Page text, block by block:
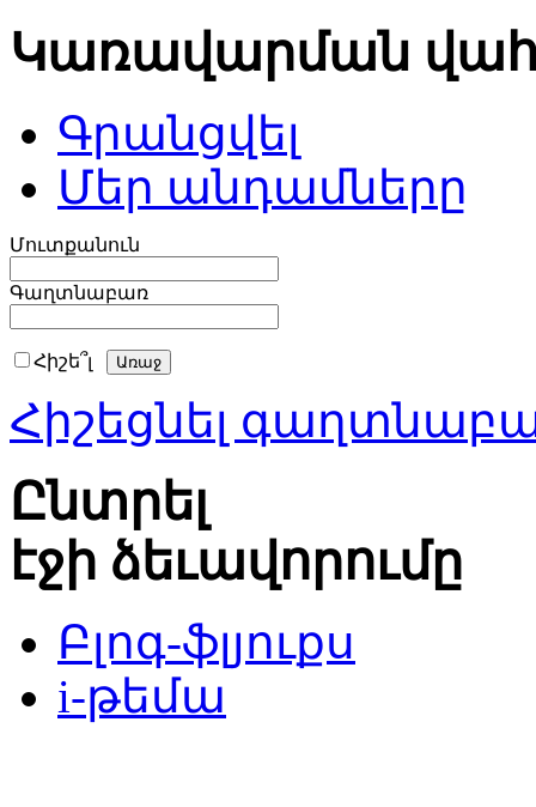
Կառավարման
Գրանցվել
Մեր անդամները
Մուտքանուն
Գաղտնաբառ
Հիշե՞լ
Հիշեցնել
Ընտրել
էջի ձեւավորումը
Բլոգ-ֆլյուքս
i-թեմա